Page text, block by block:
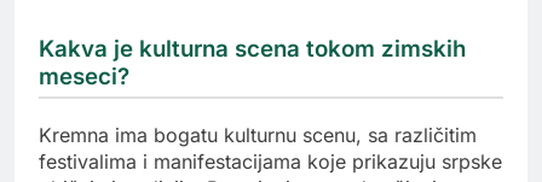
Kakva je kulturna scena tokom zimskih
meseci?
Kremna ima bogatu kulturnu scenu, sa različitim
festivalima i manifestacijama koje prikazuju srpske